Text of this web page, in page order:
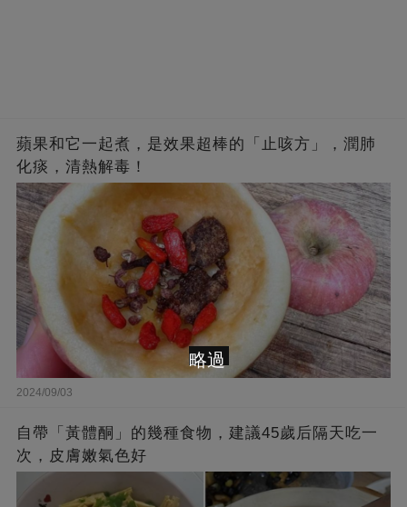
蘋果和它一起煮，是效果超棒的「止咳方」，潤肺
化痰，清熱解毒！
2024/09/03
自帶「黃體酮」的幾種食物，建議45歲后隔天吃一
次，皮膚嫩氣色好
略過